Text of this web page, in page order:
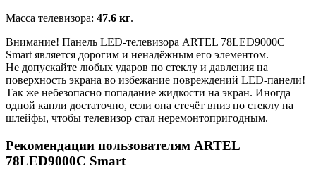
Масса телевизора: 47.6 кг.
Внимание! Панель LED-телевизора ARTEL 78LED9000C
Smart является дорогим и ненадёжным его элементом.
Не допускайте любых ударов по стеклу и давления на
поверхность экрана во избежание повреждений LED-панели!
Так же небезопасно попадание жидкости на экран. Иногда
одной капли достаточно, если она стечёт вниз по стеклу на
шлейфы, чтобы телевизор стал неремонтопригодным.
Рекомендации пользователям ARTEL
78LED9000C Smart